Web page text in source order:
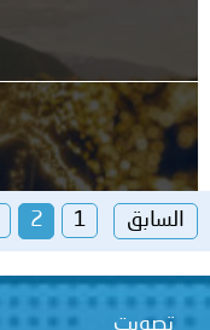
السابق 1
2
تصويت